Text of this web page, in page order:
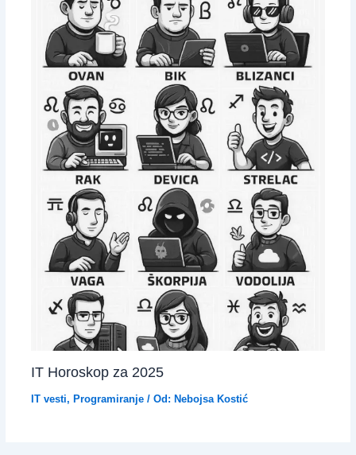
IT Horoskop za 2025
IT vesti, Programiranje/ Od: Nebojsa Kostić